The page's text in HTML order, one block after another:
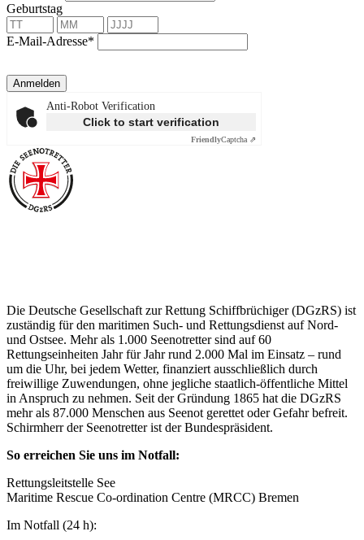
Geburtstag
E-Mail-Adresse*
Anmelden
Anti-Robot Verification
Click to start verification
FriendlyCaptcha ⇗
Die Deutsche Gesellschaft zur Rettung Schiffbrüchiger (DGzRS) ist
zuständig für den maritimen Such- und Rettungsdienst auf Nord-
und Ostsee. Mehr als 1.000 Seenotretter sind auf 60
Rettungseinheiten Jahr für Jahr rund 2.000 Mal im Einsatz – rund
um die Uhr, bei jedem Wetter, finanziert ausschließlich durch
freiwillige Zuwendungen, ohne jegliche staatlich-öffentliche Mittel
in Anspruch zu nehmen. Seit der Gründung 1865 hat die DGzRS
mehr als 87.000 Menschen aus Seenot gerettet oder Gefahr befreit.
Schirmherr der Seenotretter ist der Bundespräsident.
So erreichen Sie uns im Notfall:
Rettungsleitstelle See
Maritime Rescue Co-ordination Centre (MRCC) Bremen
Im Notfall (24 h):